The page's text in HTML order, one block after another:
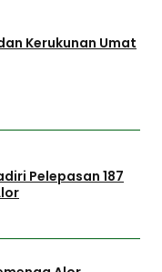
Kerukunan Umat
Pelepasan 187